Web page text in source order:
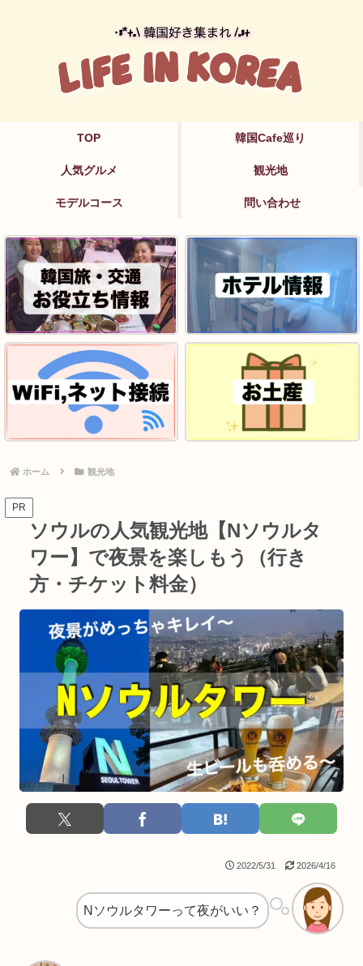
TOP 韓国Cafe巡り
人気グルメ 観光地
モデルコース 問い合わせ
ホーム 観光地
PR
ソウルの人気観光地【Nソウルタ
ワー】で夜景を楽しもう（行き
方・チケット料金）
2022/5/31 2026/4/16
Nソウルタワーって夜がいい？